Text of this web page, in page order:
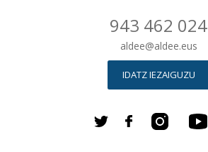
943 462 024
aldee@aldee.eus
IDATZ IEZAIGUZU